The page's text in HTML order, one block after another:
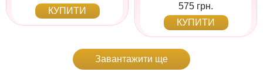
КУПИТИ
575 грн.
КУПИТИ
Завантажити ще